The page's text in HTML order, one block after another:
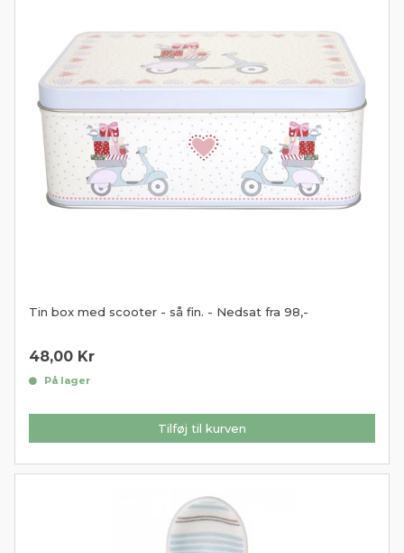
Tin box med scooter - så fin. - Nedsat fra 98,-
48,00 Kr
På lager
Tilføj til kurven